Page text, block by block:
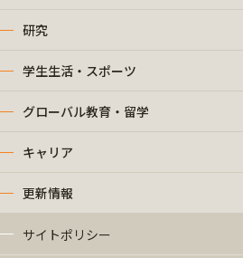
研究
学生生活・スポーツ
グローバル教育・留学
キャリア
更新情報
サイトポリシー